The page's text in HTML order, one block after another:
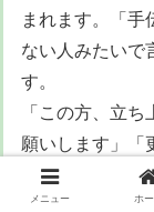
まれます。「手
ない人みたいで
す。
「この方、立
願いします」「
だけ見てもら
できますか」
メニュー ホ